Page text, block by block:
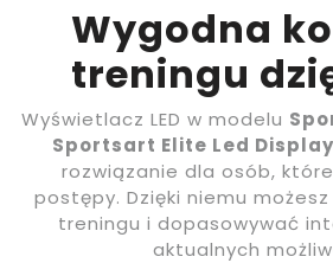
Wygodna
treningu
Wyświetlacz LED w modelu
Sportsart Elite Led Display
rozwiązanie dla osób,
postępy. Dzięki niemu
treningu i dopasowywać
aktualnych